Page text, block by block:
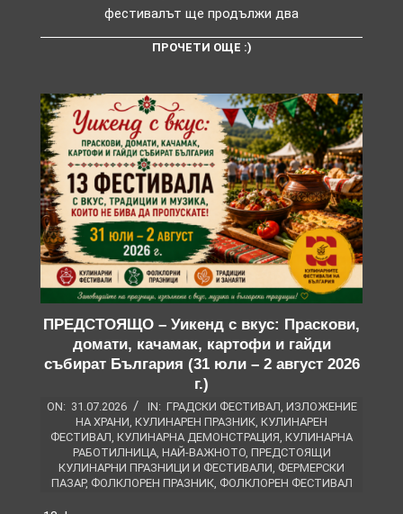
фестивалът ще продължи два
ПРОЧЕТИ ОЩЕ :)
ПРЕДСТОЯЩО – Уикенд с вкус: Праскови,
домати, качамак, картофи и гайди
събират България (31 юли – 2 август 2026
г.)
ON: 31.07.2026 IN: ГРАДСКИ ФЕСТИВАЛ, ИЗЛОЖЕНИЕ
НА ХРАНИ, КУЛИНАРЕН ПРАЗНИК, КУЛИНАРЕН
ФЕСТИВАЛ, КУЛИНАРНА ДЕМОНСТРАЦИЯ, КУЛИНАРНА
РАБОТИЛНИЦА, НАЙ-ВАЖНОТО, ПРЕДСТОЯЩИ
КУЛИНАРНИ ПРАЗНИЦИ И ФЕСТИВАЛИ, ФЕРМЕРСКИ
ПАЗАР, ФОЛКЛОРЕН ПРАЗНИК, ФОЛКЛОРЕН ФЕСТИВАЛ